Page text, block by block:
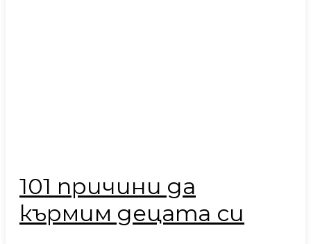
101 причини да
кърмим децата си